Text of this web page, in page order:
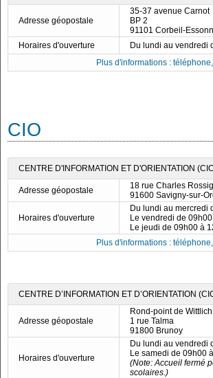
Adresse géopostale
35-37 avenue Carnot
BP 2
91101 Corbeil-
Horaires d'ouverture
Du lundi au vendredi
Plus d'informations :
CIO
CENTRE D'INFORMATION ET D'ORIENTATION
Adresse géopostale
18 rue Charles
91600 Savigny-sur-
Horaires d'ouverture
Du lundi au mercredi
Le vendredi de
Le jeudi de 09h00 à
Plus d'informations :
CENTRE D’INFORMATION ET D’ORIENTATION
Adresse géopostale
Rond-point de Wittlich
1 rue Talma
91800 Brunoy
Horaires d'ouverture
Du lundi au vendredi
Le samedi de 09h00
(Note: Accueil fermé
scolaires.)